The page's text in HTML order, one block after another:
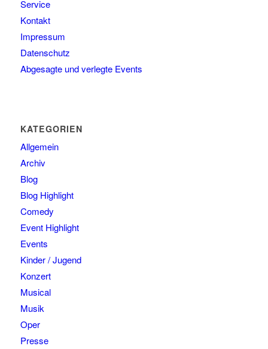
Service
Kontakt
Impressum
Datenschutz
Abgesagte und verlegte Events
KATEGORIEN
Allgemein
Archiv
Blog
Blog Highlight
Comedy
Event Highlight
Events
Kinder / Jugend
Konzert
Musical
Musik
Oper
Presse